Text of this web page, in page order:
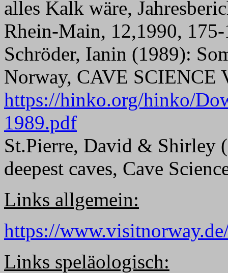
alles Kalk wäre,
Rhein-Main, 12,1990,
Schröder, Ianin (1989):
Norway, CAVE SCIENCE
https://hinko.org/hinko/
1989.pdf
St.Pierre, David & Shirley
deepest caves, Cave
Links allgemein:
https://
Links speläologisch: